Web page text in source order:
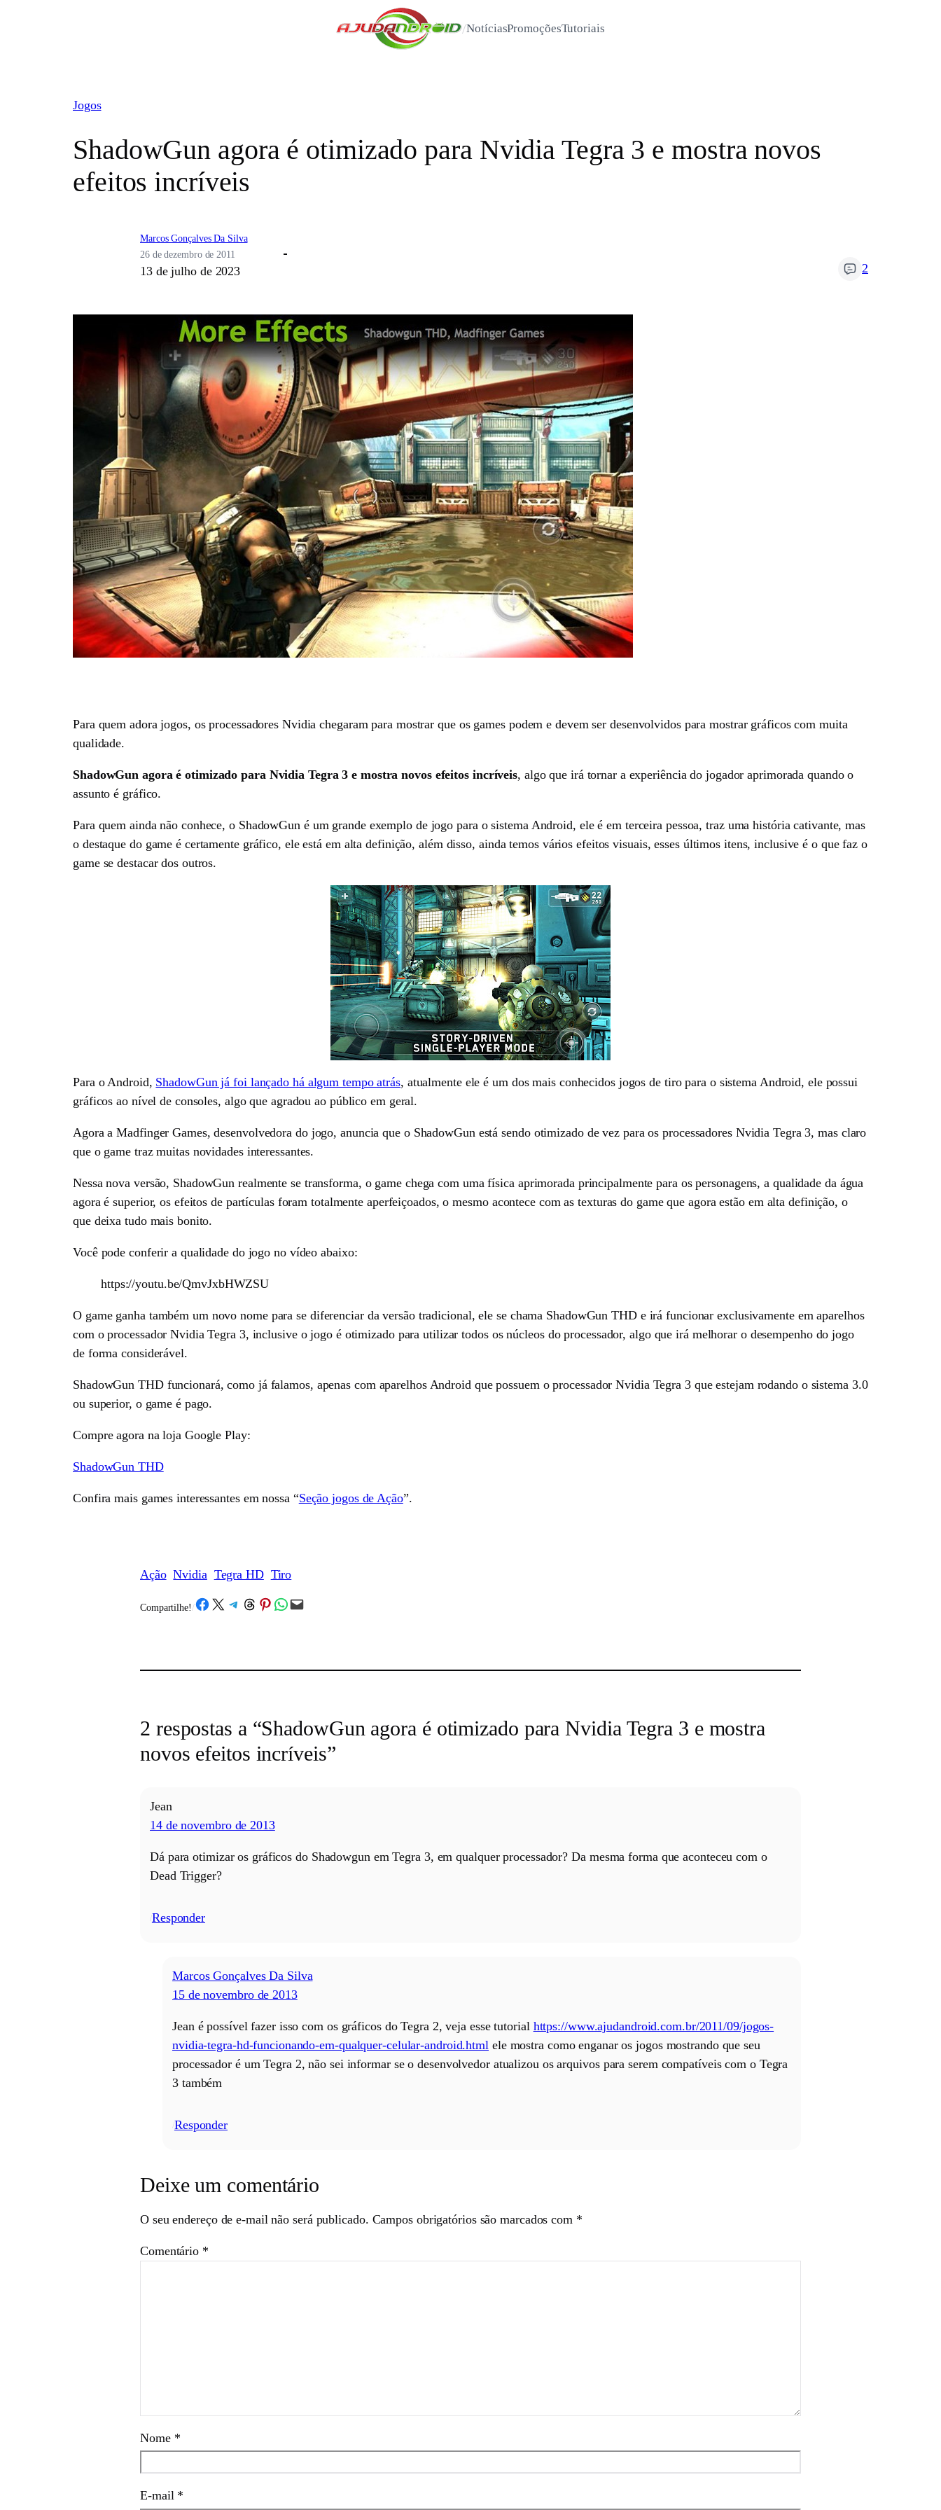
/NotíciasPromoçõesTutoriais
Jogos
ShadowGun agora é otimizado para Nvidia Tegra 3 e mostra novos
efeitos incríveis
Marcos Gonçalves Da Silva
26 de dezembro de 2011
13 de julho de 2023 2
Para quem adora jogos, os processadores Nvidia chegaram para mostrar que os games podem e devem ser desenvolvidos para mostrar gráficos com muita
qualidade.
ShadowGun agora é otimizado para Nvidia Tegra 3 e mostra novos efeitos incríveis, algo que irá tornar a experiência do jogador aprimorada quando o
assunto é gráfico.
Para quem ainda não conhece, o ShadowGun é um grande exemplo de jogo para o sistema Android, ele é em terceira pessoa, traz uma história cativante, mas
o destaque do game é certamente gráfico, ele está em alta definição, além disso, ainda temos vários efeitos visuais, esses últimos itens, inclusive é o que faz o
game se destacar dos outros.
Para o Android, ShadowGun já foi lançado há algum tempo atrás, atualmente ele é um dos mais conhecidos jogos de tiro para o sistema Android, ele possui
gráficos ao nível de consoles, algo que agradou ao público em geral.
Agora a Madfinger Games, desenvolvedora do jogo, anuncia que o ShadowGun está sendo otimizado de vez para os processadores Nvidia Tegra 3, mas claro
que o game traz muitas novidades interessantes.
Nessa nova versão, ShadowGun realmente se transforma, o game chega com uma física aprimorada principalmente para os personagens, a qualidade da água
agora é superior, os efeitos de partículas foram totalmente aperfeiçoados, o mesmo acontece com as texturas do game que agora estão em alta definição, o
que deixa tudo mais bonito.
Você pode conferir a qualidade do jogo no vídeo abaixo:
https://youtu.be/QmvJxbHWZSU
O game ganha também um novo nome para se diferenciar da versão tradicional, ele se chama ShadowGun THD e irá funcionar exclusivamente em aparelhos
com o processador Nvidia Tegra 3, inclusive o jogo é otimizado para utilizar todos os núcleos do processador, algo que irá melhorar o desempenho do jogo
de forma considerável.
ShadowGun THD funcionará, como já falamos, apenas com aparelhos Android que possuem o processador Nvidia Tegra 3 que estejam rodando o sistema 3.0
ou superior, o game é pago.
Compre agora na loja Google Play:
ShadowGun THD
Confira mais games interessantes em nossa “Seção jogos de Ação”.
Ação Nvidia Tegra HD Tiro
Compartilhe!/Share on Facebook
Share on X Share on Telegram
Share on Threads
Share on Pinterest
Share on WhatsApp
Email this Page
2 respostas a “ShadowGun agora é otimizado para Nvidia Tegra 3 e mostra
novos efeitos incríveis”
Jean
14 de novembro de 2013
Dá para otimizar os gráficos do Shadowgun em Tegra 3, em qualquer processador? Da mesma forma que aconteceu com o
Dead Trigger?
Responder
Marcos Gonçalves Da Silva
15 de novembro de 2013
Jean é possível fazer isso com os gráficos do Tegra 2, veja esse tutorial https://www.ajudandroid.com.br/2011/09/jogos-
nvidia-tegra-hd-funcionando-em-qualquer-celular-android.html ele mostra como enganar os jogos mostrando que seu
processador é um Tegra 2, não sei informar se o desenvolvedor atualizou os arquivos para serem compatíveis com o Tegra
3 também
Responder
Deixe um comentário
O seu endereço de e-mail não será publicado. Campos obrigatórios são marcados com *
Comentário *
Nome *
E-mail *